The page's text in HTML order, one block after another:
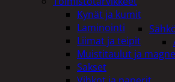
Kynät ja kumit
Laminointi
Liimat ja teipit
Muistitaulut ja
Sakset